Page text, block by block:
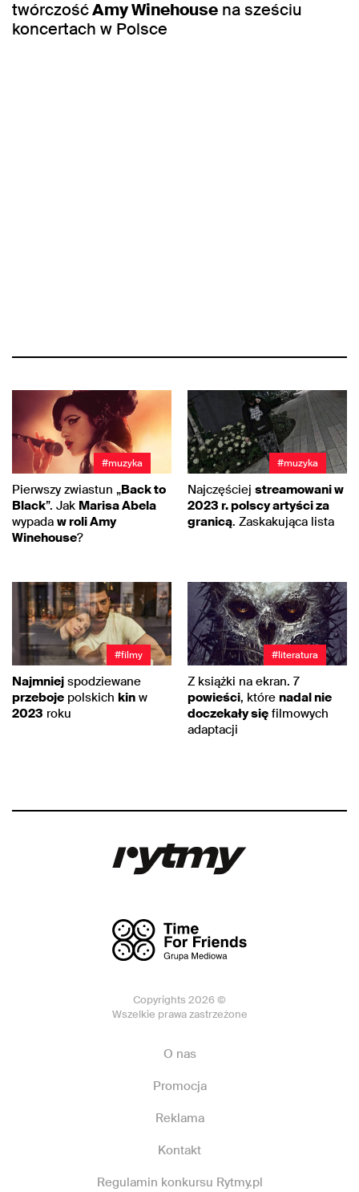
twórczośćAmy Winehouse na sześciu
koncertach w Polsce
#muzyka
Pierwszy zwiastun „Back to
Black”. Jak Marisa Abela
wypada w roli Amy
Winehouse?
#muzyka
Najczęściej streamowani w
2023 r. polscy artyści za
granicą. Zaskakująca lista
#filmy
Najmniej spodziewane
przeboje polskich kin w
2023 roku
#literatura
Z książki na ekran. 7
powieści, które nadal nie
doczekały się filmowych
adaptacji
Copyrights 2026 ©
Wszelkie prawa zastrzeżone
O nas
Promocja
Reklama
Kontakt
Regulamin konkursu Rytmy.pl